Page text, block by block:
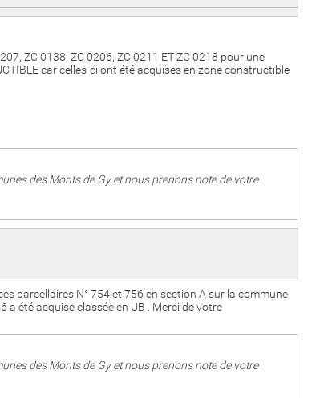
ZC 0138, ZC 0206, ZC 0211 ET ZC 0218 pour une
car celles-ci ont été acquises en zone constructible
des Monts de Gy et nous prenons note de votre
parcellaires N° 754 et 756 en section A sur la commune
a été acquise classée en UB . Merci de votre
des Monts de Gy et nous prenons note de votre